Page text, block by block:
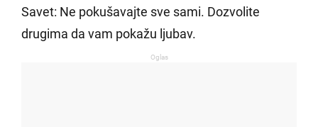
Savet: Ne pokušavajte sve sami. Dozvolite
drugima da vam pokažu ljubav.
Oglas